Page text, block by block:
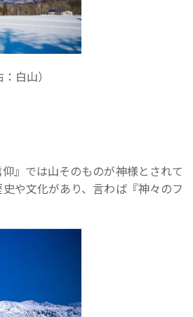
白山）
』では山そのものが神様とされて
や文化があり、言わば『神々のフ